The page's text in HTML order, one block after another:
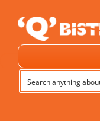
content